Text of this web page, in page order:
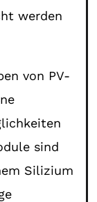
werden
von PV-
sind
Silizium